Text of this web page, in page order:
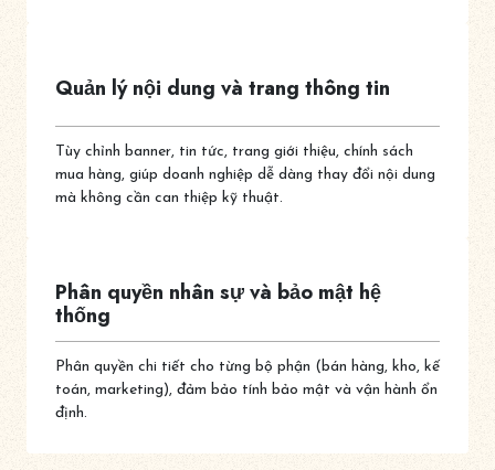
Quản lý nội dung và trang thông tin
Tùy chỉnh banner, tin tức, trang giới thiệu, chính sách
mua hàng, giúp doanh nghiệp dễ dàng thay đổi nội dung
mà không cần can thiệp kỹ thuật.
Phân quyền nhân sự và bảo mật hệ
thống
Phân quyền chi tiết cho từng bộ phận (bán hàng, kho, kế
toán, marketing), đảm bảo tính bảo mật và vận hành ổn
định.